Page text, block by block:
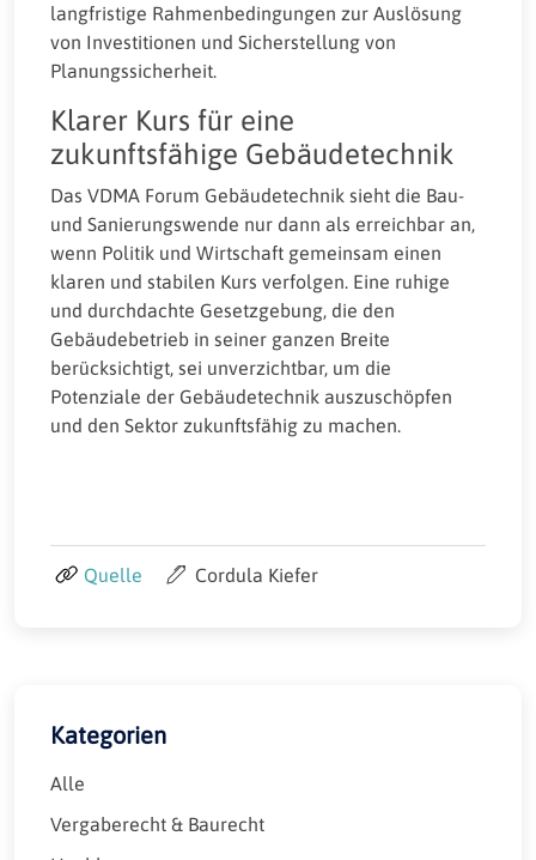
langfristige Rahmenbedingungen zur Auslösung
von Investitionen und Sicherstellung von
Planungssicherheit.
Klarer Kurs für eine
zukunftsfähige Gebäudetechnik
Das VDMA Forum Gebäudetechnik sieht die Bau-
und Sanierungswende nur dann als erreichbar an,
wenn Politik und Wirtschaft gemeinsam einen
klaren und stabilen Kurs verfolgen. Eine ruhige
und durchdachte Gesetzgebung, die den
Gebäudebetrieb in seiner ganzen Breite
berücksichtigt, sei unverzichtbar, um die
Potenziale der Gebäudetechnik auszuschöpfen
und den Sektor zukunftsfähig zu machen.
Quelle Cordula Kiefer
Kategorien
Alle
Vergaberecht & Baurecht